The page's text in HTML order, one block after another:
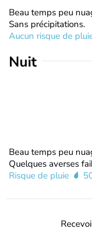
Beau temps peu
Sans précipitations.
Aucun risque de
Nuit
Beau temps peu
Quelques averses
Risque de pluie